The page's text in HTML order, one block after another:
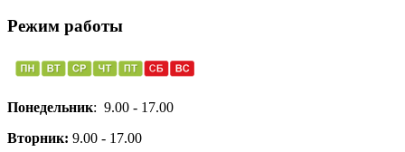
Режим работы
Понедельник: 9.00 - 17.00
Вторник: 9.00 - 17.00